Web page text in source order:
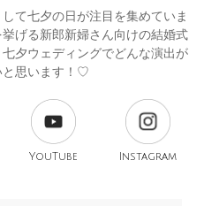
て七夕の日が注目を集めていま
げる新郎新婦さん向けの結婚式
夕ウェディングでどんな演出が
と思います！♡
YouTube Instagram